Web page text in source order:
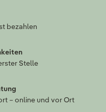
bezahlen
Stelle
– online und vor Ort